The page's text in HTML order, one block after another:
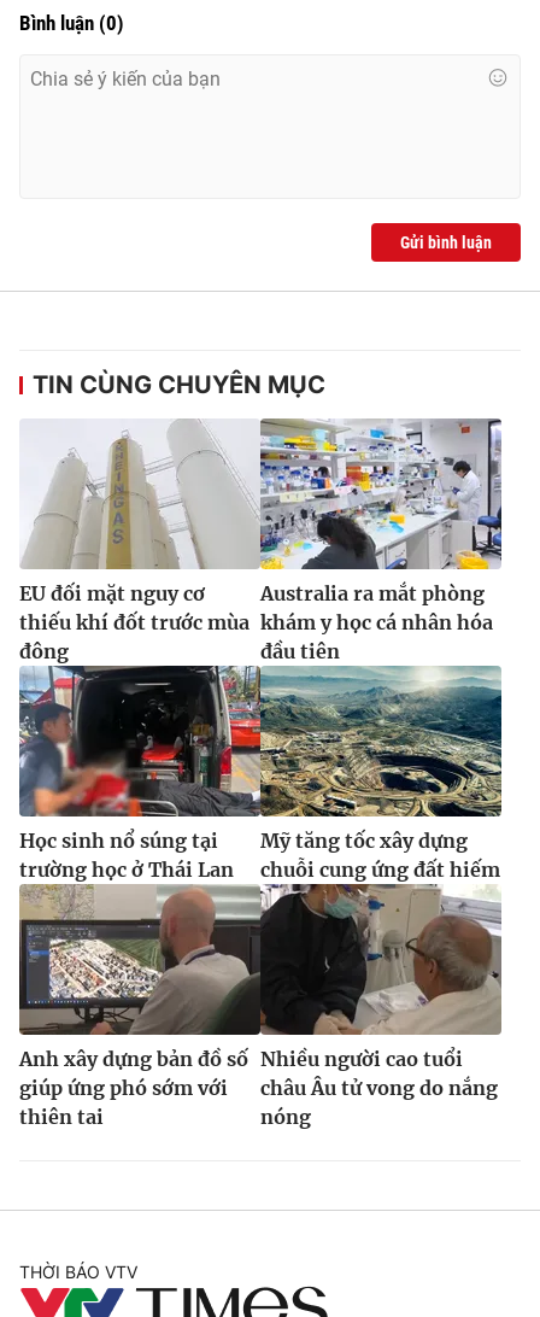
Liên hệ tòa soạn
Giấy phép hoạt động báo in và báo điện tử số 483/GP-BTTTT
cấp ngày 29/12/2023
Tổng Biên tập: Vũ Thanh Thủy
Phó Tổng Biên tập:
Nguyễn Thị Mỹ Hạnh, Phạm Quốc Thắng,
Nguyễn Trọng Ninh
Tổng đài VTV:
024.38 355 931 - 024.38 355 932
Ðiện thoại Thời báo VTV:
Email:
toasoan@vtv.vn
Liên hệ quảng cáo:
024-7300.7108
® Cấm sao chép dưới mọi hình thức nếu không có sự chấp
thuận bằng văn bản. Ghi rõ nguồn VTV.vn khi phát hành lại
thông tin từ website này.
Bình luận (0)
Gửi bình luận
TIN CÙNG CHUYÊN MỤC
EU đối mặt nguy cơ
thiếu khí đốt trước mùa
đông
Australia ra mắt phòng
khám y học cá nhân hóa
đầu tiên
Học sinh nổ súng tại
trường học ở Thái Lan
Mỹ tăng tốc xây dựng
chuỗi cung ứng đất hiếm
Anh xây dựng bản đồ số
giúp ứng phó sớm với
thiên tai
Nhiều người cao tuổi
châu Âu tử vong do nắng
nóng
THỜI BÁO VTV